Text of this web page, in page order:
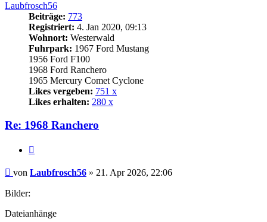
Laubfrosch56
Beiträge: 773
Registriert: 4. Jan 2020, 09:13
Wohnort: Westerwald
Fuhrpark: 1967 Ford Mustang
1956 Ford F100
1968 Ford Ranchero
1965 Mercury Comet Cyclone
Likes vergeben: 751 x
Likes erhalten: 280 x
Re: 1968 Ranchero
Beitrag
von Laubfrosch56 » 21. Apr 2026, 22:06
Bilder:
Dateianhänge